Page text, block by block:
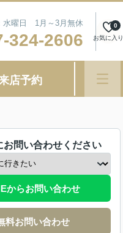
水曜日 1月～3月無休
324-2606 お気に入り
0
店予約
お問い合わせください
からお問い合わせ
料お問い合わせ